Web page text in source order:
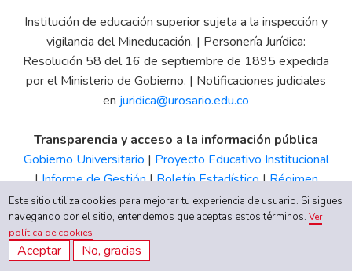
Institución de educación superior sujeta a la inspección y
vigilancia del Mineducación. | Personería Jurídica:
Resolución 58 del 16 de septiembre de 1895 expedida
por el Ministerio de Gobierno. | Notificaciones judiciales
en juridica@urosario.edu.co
Transparencia y acceso a la información pública
Gobierno Universitario | Proyecto Educativo Institucional
|Informe de Gestión|Boletín Estadístico|Régimen
Tributario|Estados Financieros |Código de Ética| Canal
de Integridad UR
Este sitio utiliza cookies para mejorar tu experiencia de usuario. Si sigues
navegando por el sitio, entendemos que aceptas estos términos.Ver
política de cookies
Aceptar No, gracias